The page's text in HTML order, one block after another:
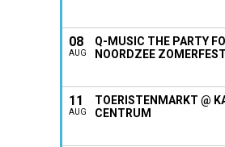
08
AUG
Q-MUSIC THE PARTY
NOORDZEE
11
AUG
TOERISTENMARKT @
CENTRUM